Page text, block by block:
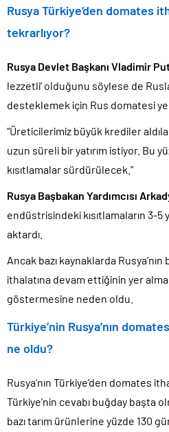
Rusya Türkiye’den domates
tekrarlıyor?
Rusya Devlet Başkanı Vladimir
lezzetli’ olduğunu söylese de
desteklemek için Rus domatesi
“Üreticilerimiz büyük krediler
uzun süreli bir yatırım istiyor. Bu
kısıtlamalar sürdürülecek.”
Rusya Başbakan Yardımcısı
endüstrisindeki kısıtlamaların 3-5
aktardı.
Ancak bazı kaynaklarda
ithalatına devam ettiğinin yer
göstermesine neden oldu.
Türkiye’nin Rusya’nın
ne oldu?
Rusya’nın Türkiye’den domates
Türkiye’nin cevabı buğday başta
bazı tarım ürünlerine yüzde 130